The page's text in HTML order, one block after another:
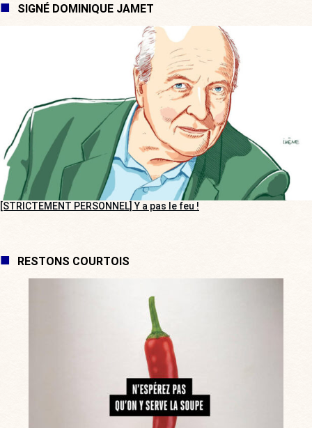
SIGNÉ DOMINIQUE JAMET
[STRICTEMENT PERSONNEL] Y a pas le feu !
RESTONS COURTOIS